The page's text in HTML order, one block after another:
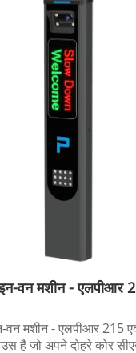
वन मशीन - एलपीआर
मशीन - एलपीआर 215
है जो अपने दोहरे कोर